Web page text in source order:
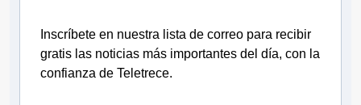
Inscríbete en nuestra lista de correo para recibir
gratis las noticias más importantes del día, con la
confianza de Teletrece.